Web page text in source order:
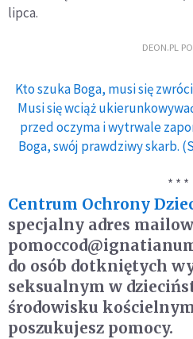
lipca.
DEON.PL
Kto szuka Boga, musi się
Musi się wciąż
przed oczyma i wytrwale
Boga, swój prawdziwy skarb.
* * *
Centrum Ochrony
specjalny adres
do osób dotkniętych
seksualnym w
środowisku
poszukujesz pomocy.